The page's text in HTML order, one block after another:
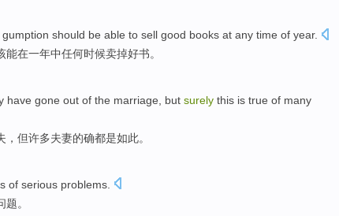
gumption should be able to sell good books at any time of year.
能在一年中任何时候卖掉好书。
have gone out of the marriage but surely this is true of many
， 但许多夫妻的确都是如此。
of serious problems.
。